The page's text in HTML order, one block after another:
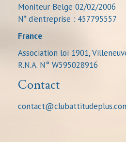
Moniteur Belge 02/02/2006
N* d'entreprise : 457795557
France
Association loi 1901,
R.N.A. N° W595028916
Contact